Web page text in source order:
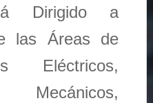
Dirigido a
las Áreas de
Eléctricos,